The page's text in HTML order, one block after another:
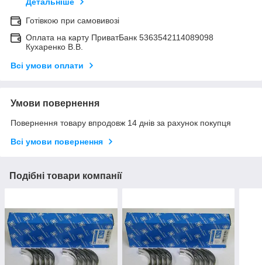
Детальніше
Готівкою при самовивозі
Оплата на карту ПриватБанк 5363542114089098
Кухаренко В.В.
Всі умови оплати
Умови повернення
Повернення товару впродовж 14 днів за рахунок покупця
Всі умови повернення
Подібні товари компанії